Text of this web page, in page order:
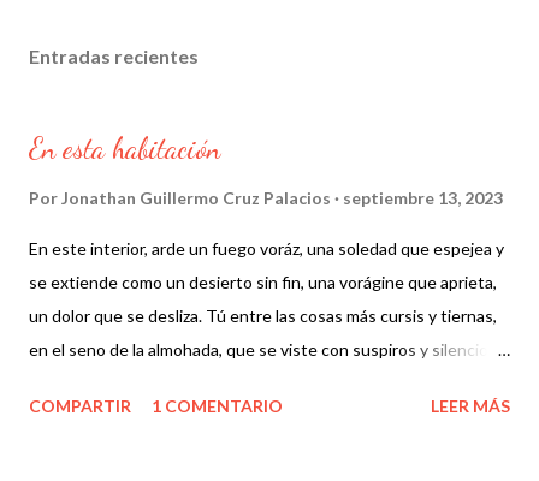
Entradas recientes
En esta habitación
PorJonathan Guillermo Cruz Palacios septiembre 13, 2023
En este interior, arde un fuego voráz, una soledad que espejea y
se extiende como un desierto sin fin, una vorágine que aprieta,
un dolor que se desliza. Tú entre las cosas más cursis y tiernas,
en el seno de la almohada, que se viste con suspiros y silencio,
COMPARTIR
1 COMENTARIO LEER MÁS